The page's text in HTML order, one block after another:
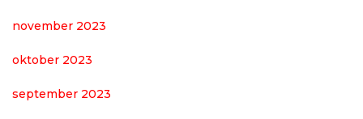
november 2023
oktober 2023
september 2023